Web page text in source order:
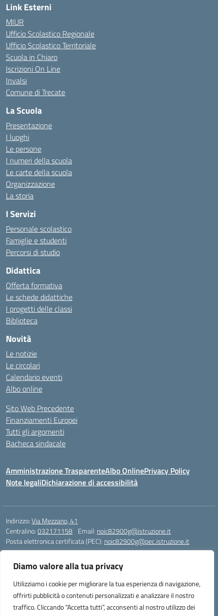
Diamo valore alla tua privacy
Utilizziamo i cookie per migliorare la tua esperienza di navigazione,
offrirti pubblicità o contenuti personalizzati e analizzare il nostro
traffico. Cliccando “Accetta tutti”, acconsenti al nostro utilizzo dei
Link Esterni
MIUR
Ufficio Scolastico Regionale
Ufficio Scolastico Territoriale
Scuola in Chiaro
Iscrizioni On Line
Invalsi
Comune di Trecate
La Scuola
Presentazione
I luoghi
Le persone
I numeri della scuola
Le carte della scuola
Organizzazione
La storia
I Servizi
Personale scolastico
Famiglie e studenti
Percorsi di studio
Didattica
Offerta formativa
Le schede didattiche
I progetti delle classi
Biblioteca
Novità
Le notizie
Le circolari
Calendario eventi
Albo online
Sito Web Precedente
Finanziamenti Europei
Tutti gli argomenti
Bacheca sindacale
Amministrazione TrasparenteAlbo OnlinePrivacy Policy
Note legaliDichiarazione di accessibilità
Indirizzo:Via Mezzano, 41
Centralino:032171158 Email: noic82900g@istruzione.it
Posta elettronica certificata (PEC): noic82900g@pec.istruzione.it
Codice meccanografico:NOIC82900G
Codice Indice delle Pubbliche Amministrazioni (IPA): istsc_noic82900g
Codice unico di fatturazione (CUF): UFJ1I0